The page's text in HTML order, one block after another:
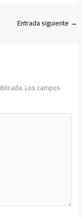
Entrada siguiente →
Los campos